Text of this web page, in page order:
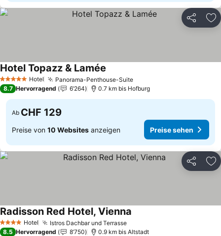
Teilen
5 Sterne Hotel Panorama-Penthouse-Suite
Hotel Topazz & Lamée
8.7 Hervorragend 6’264 0.7 km bis Hofburg
Ab CHF 129
Preise von 10 Websites anzeigen Preise sehen
Teilen
4 Sterne Hotel Istros Dachbar und Terrasse
Radisson Red Hotel, Vienna
8.5 Hervorragend 8’750 0.9 km bis Altstadt